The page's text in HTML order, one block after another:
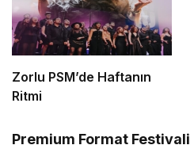
Zorlu PSM’de Haftanın
Ritmi
Premium Format Festivali